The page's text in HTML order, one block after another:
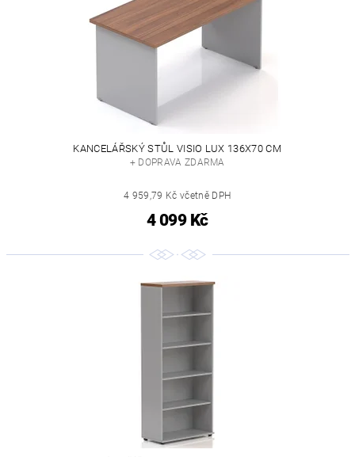
KANCELÁŘSKÝ STŮL VISIO LUX 136X70 CM
+ DOPRAVA ZDARMA
4 959,79 Kč včetně DPH
4 099 Kč